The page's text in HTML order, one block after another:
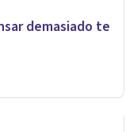
demasiado te